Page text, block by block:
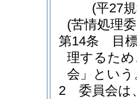
(平27
(苦情処理
第14条
目
理するため
会」という
2
委員会は